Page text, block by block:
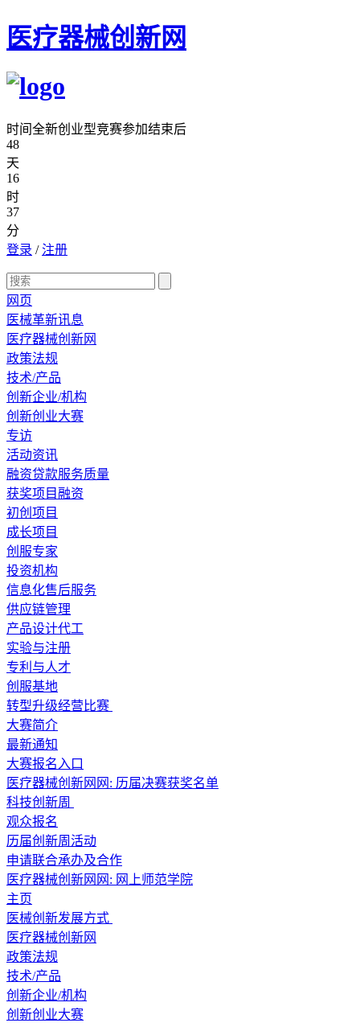
医疗器械创新网
时间全新创业型竞赛参加结束后
48
天
16
时
37
分
登录 /注册
网页
医械革新讯息
医疗器械创新网
政策法规
技术/产品
创新企业/机构
创新创业大赛
专访
活动资讯
融资贷款服务质量
获奖项目融资
初创项目
成长项目
创服专家
投资机构
信息化售后服务
供应链管理
产品设计代工
实验与注册
专利与人才
创服基地
转型升级经营比赛
大赛简介
最新通知
大赛报名入口
医疗器械创新网网: 历届决赛获奖名单
科技创新周
观众报名
历届创新周活动
申请联合承办及合作
医疗器械创新网网: 网上师范学院
主页
医械创新发展方式
医疗器械创新网
政策法规
技术/产品
创新企业/机构
创新创业大赛